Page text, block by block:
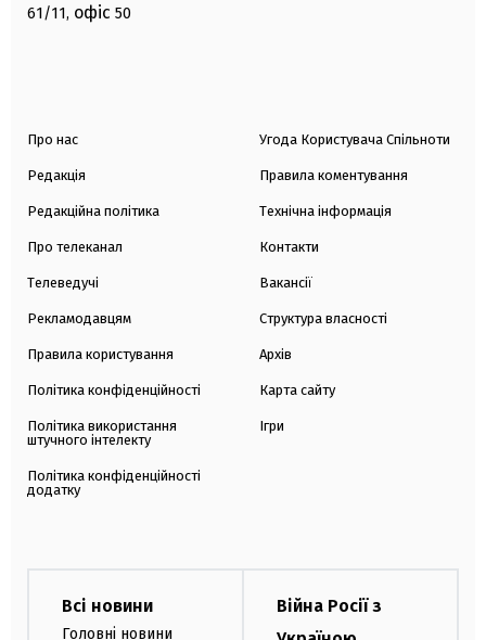
61/11, офіс 50
Про нас
Редакція
Редакційна політика
Про телеканал
Телеведучі
Рекламодавцям
Правила користування
Політика конфіденційності
Політика використання
штучного інтелекту
Політика конфіденційності
додатку
Угода Користувача Спільноти
Правила коментування
Технічна інформація
Контакти
Вакансії
Структура власності
Архів
Карта сайту
Ігри
Всі новини
Головні новини
Війна Росії з